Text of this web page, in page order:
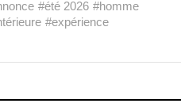
#été 2026 #homme
#expérience